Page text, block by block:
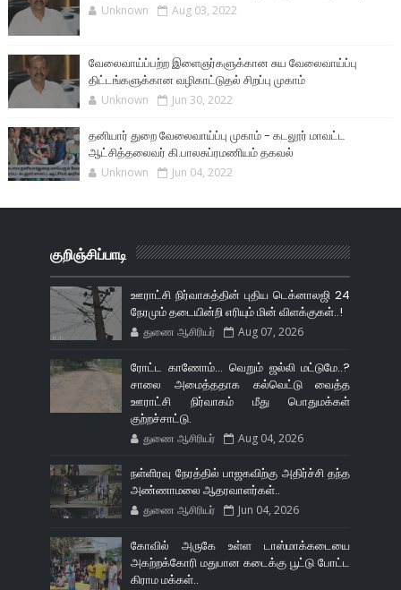
Unknown Aug 03, 2022
வேலைவாய்ப்பற்ற இளைஞர்களுக்கான சுய வேலைவாய்ப்பு
திட்டங்களுக்கான வழிகாட்டுதல் சிறப்பு முகாம்
Unknown Jun 30, 2022
தனியார் துறை வேலைவாய்ப்பு முகாம் - கடலூர் மாவட்ட
ஆட்சித்தலைவர் கி.பாலசுப்ரமணியம் தகவல்
Unknown Jun 04, 2022
குறிஞ்சிப்பாடி
ஊராட்சி நிர்வாகத்தின் புதிய டெக்னாலஜி 24
நேரமும் தடையின்றி எரியும் மின் விளக்குகள்..!
துணை ஆசிரியர் Aug 07, 2026
ரோட்ட காணோம்... வெறும் ஜல்லி மட்டுமே..?
சாலை அமைத்ததாக கல்வெட்டு வைத்த
ஊராட்சி நிர்வாகம் மீது பொதுமக்கள்
குற்றச்சாட்டு.
துணை ஆசிரியர் Aug 04, 2026
நள்ளிரவு நேரத்தில் பாஜகவிற்கு அதிர்ச்சி தந்த
அண்ணாமலை ஆதரவாளர்கள்..
துணை ஆசிரியர் Jun 04, 2026
கோவில் அருகே உள்ள டாஸ்மாக்கடையை
அகற்றக்கோரி மதுபான கடைக்கு பூட்டு போட்ட
கிராம மக்கள்..